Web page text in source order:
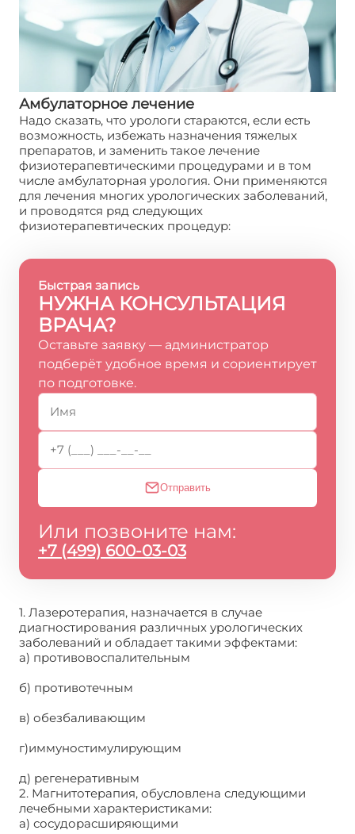
Амбулаторное лечение
Надо сказать, что урологи стараются, если есть
возможность, избежать назначения тяжелых
препаратов, и заменить такое лечение
физиотерапевтическими процедурами и в том
числе амбулаторная урология. Они применяются
для лечения многих урологических заболеваний,
и проводятся ряд следующих
физиотерапевтических процедур:
Быстрая запись
НУЖНА КОНСУЛЬТАЦИЯ
ВРАЧА?
Оставьте заявку — администратор
подберёт удобное время и сориентирует
по подготовке.
Отправить
Или позвоните нам:
+7 (499) 600-03-03
1. Лазеротерапия, назначается в случае
диагностирования различных урологических
заболеваний и обладает такими эффектами:
а) противовоспалительным
б) противотечным
в) обезбаливающим
г)иммуностимулирующим
д) регенеративным
2. Магнитотерапия, обусловлена следующими
лечебными характеристиками:
а) сосудорасширяющими